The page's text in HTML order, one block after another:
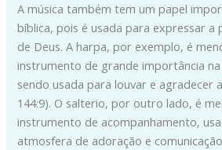
A música também tem um papel
bíblica, pois é usada para expressar a
de Deus. A harpa, por exemplo, é
instrumento de grande importância
sendo usada para louvar e agradecer
144:9). O salterio, por outro lado, é
instrumento de acompanhamento,
atmosfera de adoração e